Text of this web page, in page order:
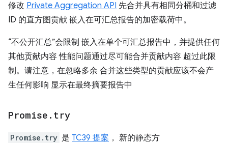
修改 Private Aggregation API 先合并具有相同分桶和过滤
ID 的直方图贡献 嵌入在可汇总报告的加密载荷中。
“不公开汇总”会限制 嵌入在单个可汇总报告中，并提供任何
其他贡献内容 性能问题通过尽可能合并贡献内容 超过此限
制。请注意，在忽略多余 合并这些类型的贡献应该不会产
生任何影响 显示在最终摘要报告中
Promise . try
Promise.try 是 TC39 提案 ， 新的静态方